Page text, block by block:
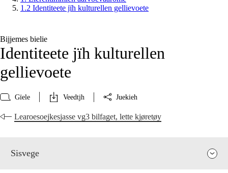
1.2 Identiteete jïh kulturellen gellievoete
Bijjemes bielie
Identiteete jïh kulturellen
gellievoete
Gïele Veedtjh Juekieh
Learoesoejkesjasse vg3 bilfaget, lette kjøretøy
Sisvege